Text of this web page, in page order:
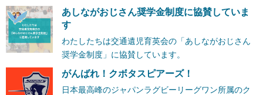
あしながおじさん奨学金制度に協賛していま
す
わたしたちは交通遺児育英会の「あしながおじさん
奨学金制度」に協賛しています。
がんばれ！クボタスピアーズ！
日本最高峰のジャパンラグビーリーグワン所属のク